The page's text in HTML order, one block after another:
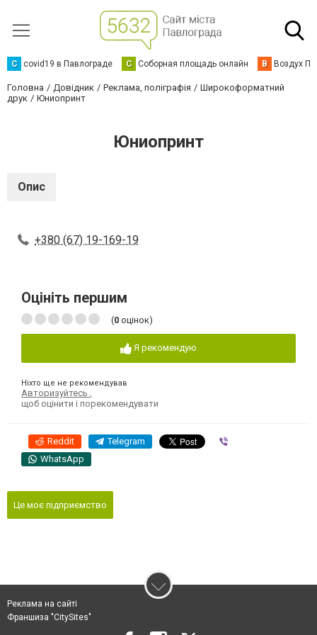
C covid19 в Павлограде С Соборная площадь онлайн В Воздух
Головна Довідник Реклама, поліграфія
Широкоформатний
друк
Юниопринт
Юниопринт
Опис
+380 (67) 19-169-19
Оцініть першим
(0 оцінок)
Я рекомендую
Ніхто ще не рекомендував
Авторизуйтесь
щоб оцінити і порекомендувати
Reddit Telegram
WhatsApp
Це моє підприємство
Реклама на сайті
Франшиза "CitySites"